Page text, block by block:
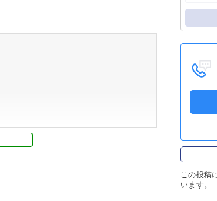
この投稿
います。